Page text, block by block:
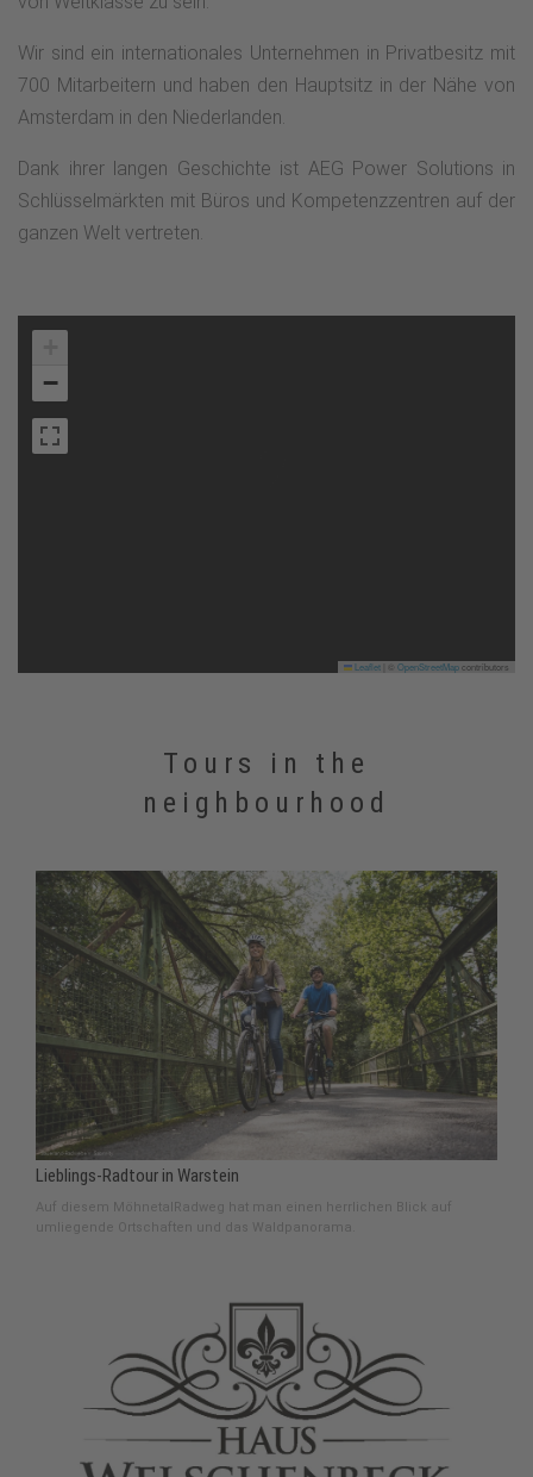
Wir sind ein internationales Unternehmen in Privatbesitz mit
700 Mitarbeitern und haben den Hauptsitz in der Nähe von
Amsterdam in den Niederlanden.
Dank ihrer langen Geschichte ist AEG Power Solutions in
Schlüsselmärkten mit Büros und Kompetenzzentren auf der
ganzen Welt vertreten.
−
Leaflet OpenStreetMapcontributors
Tours in the
neighbourhood
Lieblings-Radtour in Warstein
Auf diesem MöhnetalRadweg hat man einen herrlichen Blick auf
umliegende Ortschaften und das Waldpanorama.